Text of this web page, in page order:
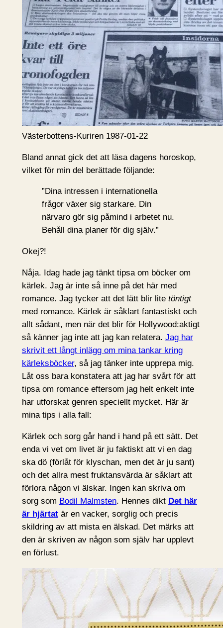
Västerbottens-Kuriren 1987-01-22
Bland annat gick det att läsa dagens horoskop,
vilket för min del berättade följande:
”Dina intressen i internationella
frågor växer sig starkare. Din
närvaro gör sig påmind i arbetet nu.
Behåll dina planer för dig själv.”
Okej?!
Nåja. Idag hade jag tänkt tipsa om böcker om
kärlek. Jag är inte så inne på det här med
romance. Jag tycker att det lätt blir lite töntigt
med romance. Kärlek är såklart fantastiskt och
allt sådant, men när det blir för Hollywood:aktigt
så känner jag inte att jag kan relatera. Jag har
skrivit ett långt inlägg om mina tankar kring
kärleksböcker, så jag tänker inte upprepa mig.
Låt oss bara konstatera att jag har svårt för att
tipsa om romance eftersom jag helt enkelt inte
har utforskat genren speciellt mycket. Här är
mina tips i alla fall:
Kärlek och sorg går hand i hand på ett sätt. Det
enda vi vet om livet är ju faktiskt att vi en dag
ska dö (förlåt för klyschan, men det är ju sant)
och det allra mest fruktansvärda är såklart att
förlora någon vi älskar. Ingen kan skriva om
sorg som Bodil Malmsten. Hennes dikt Det här
är hjärtatär en vacker, sorglig och precis
skildring av att mista en älskad. Det märks att
den är skriven av någon som själv har upplevt
en förlust.